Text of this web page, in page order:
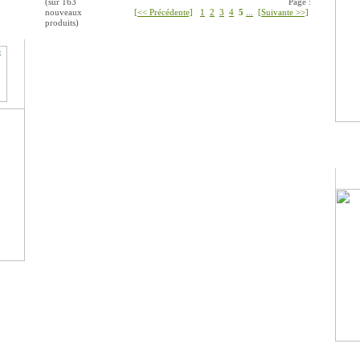
nouveaux
produits)
[<< Précédente]
1 2 3 4 5 [Suivante >>]